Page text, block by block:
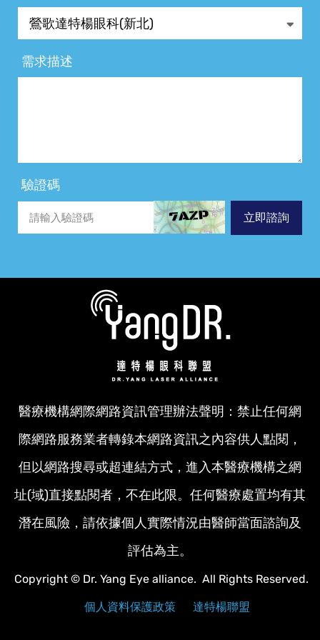
需求描述
驗證碼
立即諮詢
醫療機構網際網路資訊管理辦法聲明：禁止任何網
際網路服務業者轉錄本網路資訊之內容供人點閱，
但以網路搜尋或超連結方式，進入本醫療機構之網
址(域)直接點閱者，不在此限。任何醫療處置均有其
潛在風險，請依據個人實際情況由醫師當面諮詢及
評估為主。
Copyright © Dr. Yang Eye alliance. All Rights Reserved.
個人資料保護政策 達特楊聯盟